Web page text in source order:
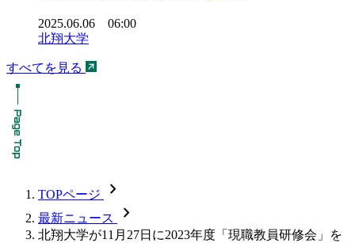
2025.06.06 06:00
北翔大学
すべてを見る
TOPページ chevron_forward
最新ニュース chevron_forward
北翔大学が11月27日に2023年度「現職教員研修会」を